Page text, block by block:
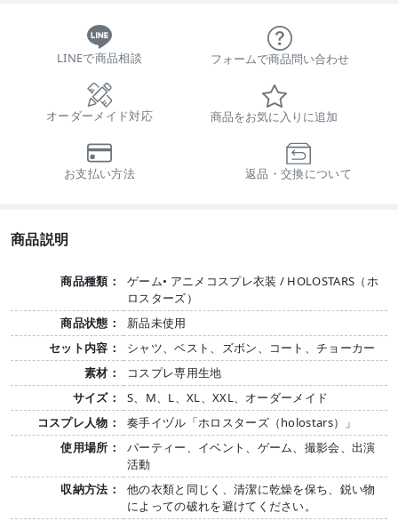
LINEで商品相談 フォームで商品問い合わせ
オーダーメイド対応 商品をお気に入りに追加
お支払い方法 返品・交換について
商品説明
商品種類：
ゲーム• アニメコスプレ衣装 / HOLOSTARS（ホ
ロスターズ）
商品状態：
新品未使用
セット内容：
シャツ、ベスト、ズボン、コート、チョーカー
素材：
コスプレ専用生地
サイズ：
S、M、L、XL、XXL、オーダーメイド
コスプレ人物：
奏手イヅル「ホロスターズ（holostars）」
使用場所：
パーティー、イベント、ゲーム、撮影会、出演
活動
収納方法：
他の衣類と同じく、清潔に乾燥を保ち、鋭い物
によっての破れを避けてください。